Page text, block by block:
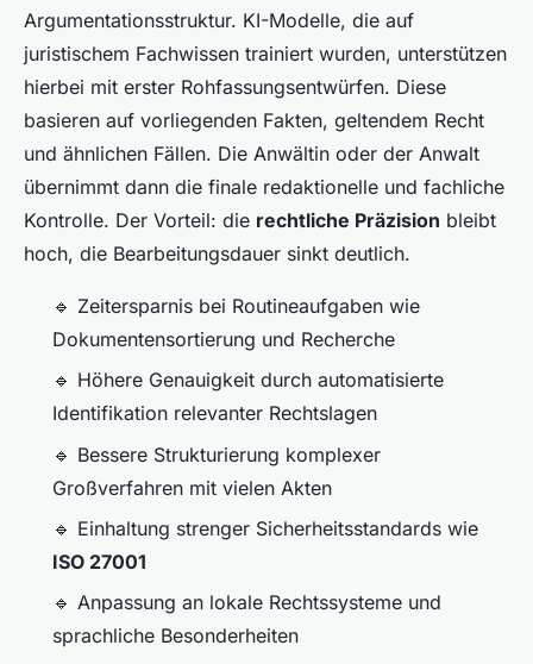
Argumentationsstruktur. KI-Modelle, die auf
juristischem Fachwissen trainiert wurden, unterstützen
hierbei mit erster Rohfassungsentwürfen. Diese
basieren auf vorliegenden Fakten, geltendem Recht
und ähnlichen Fällen. Die Anwältin oder der Anwalt
übernimmt dann die finale redaktionelle und fachliche
Kontrolle. Der Vorteil: die rechtliche Präzision bleibt
hoch, die Bearbeitungsdauer sinkt deutlich.
🔹 Zeitersparnis bei Routineaufgaben wie
Dokumentensortierung und Recherche
🔹 Höhere Genauigkeit durch automatisierte
Identifikation relevanter Rechtslagen
🔹 Bessere Strukturierung komplexer
Großverfahren mit vielen Akten
🔹 Einhaltung strenger Sicherheitsstandards wie
ISO 27001
🔹 Anpassung an lokale Rechtssysteme und
sprachliche Besonderheiten